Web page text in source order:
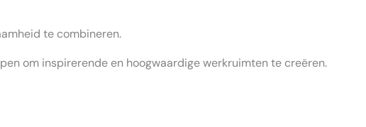
te combineren.
om inspirerende en hoogwaardige werkruimten te creëren.